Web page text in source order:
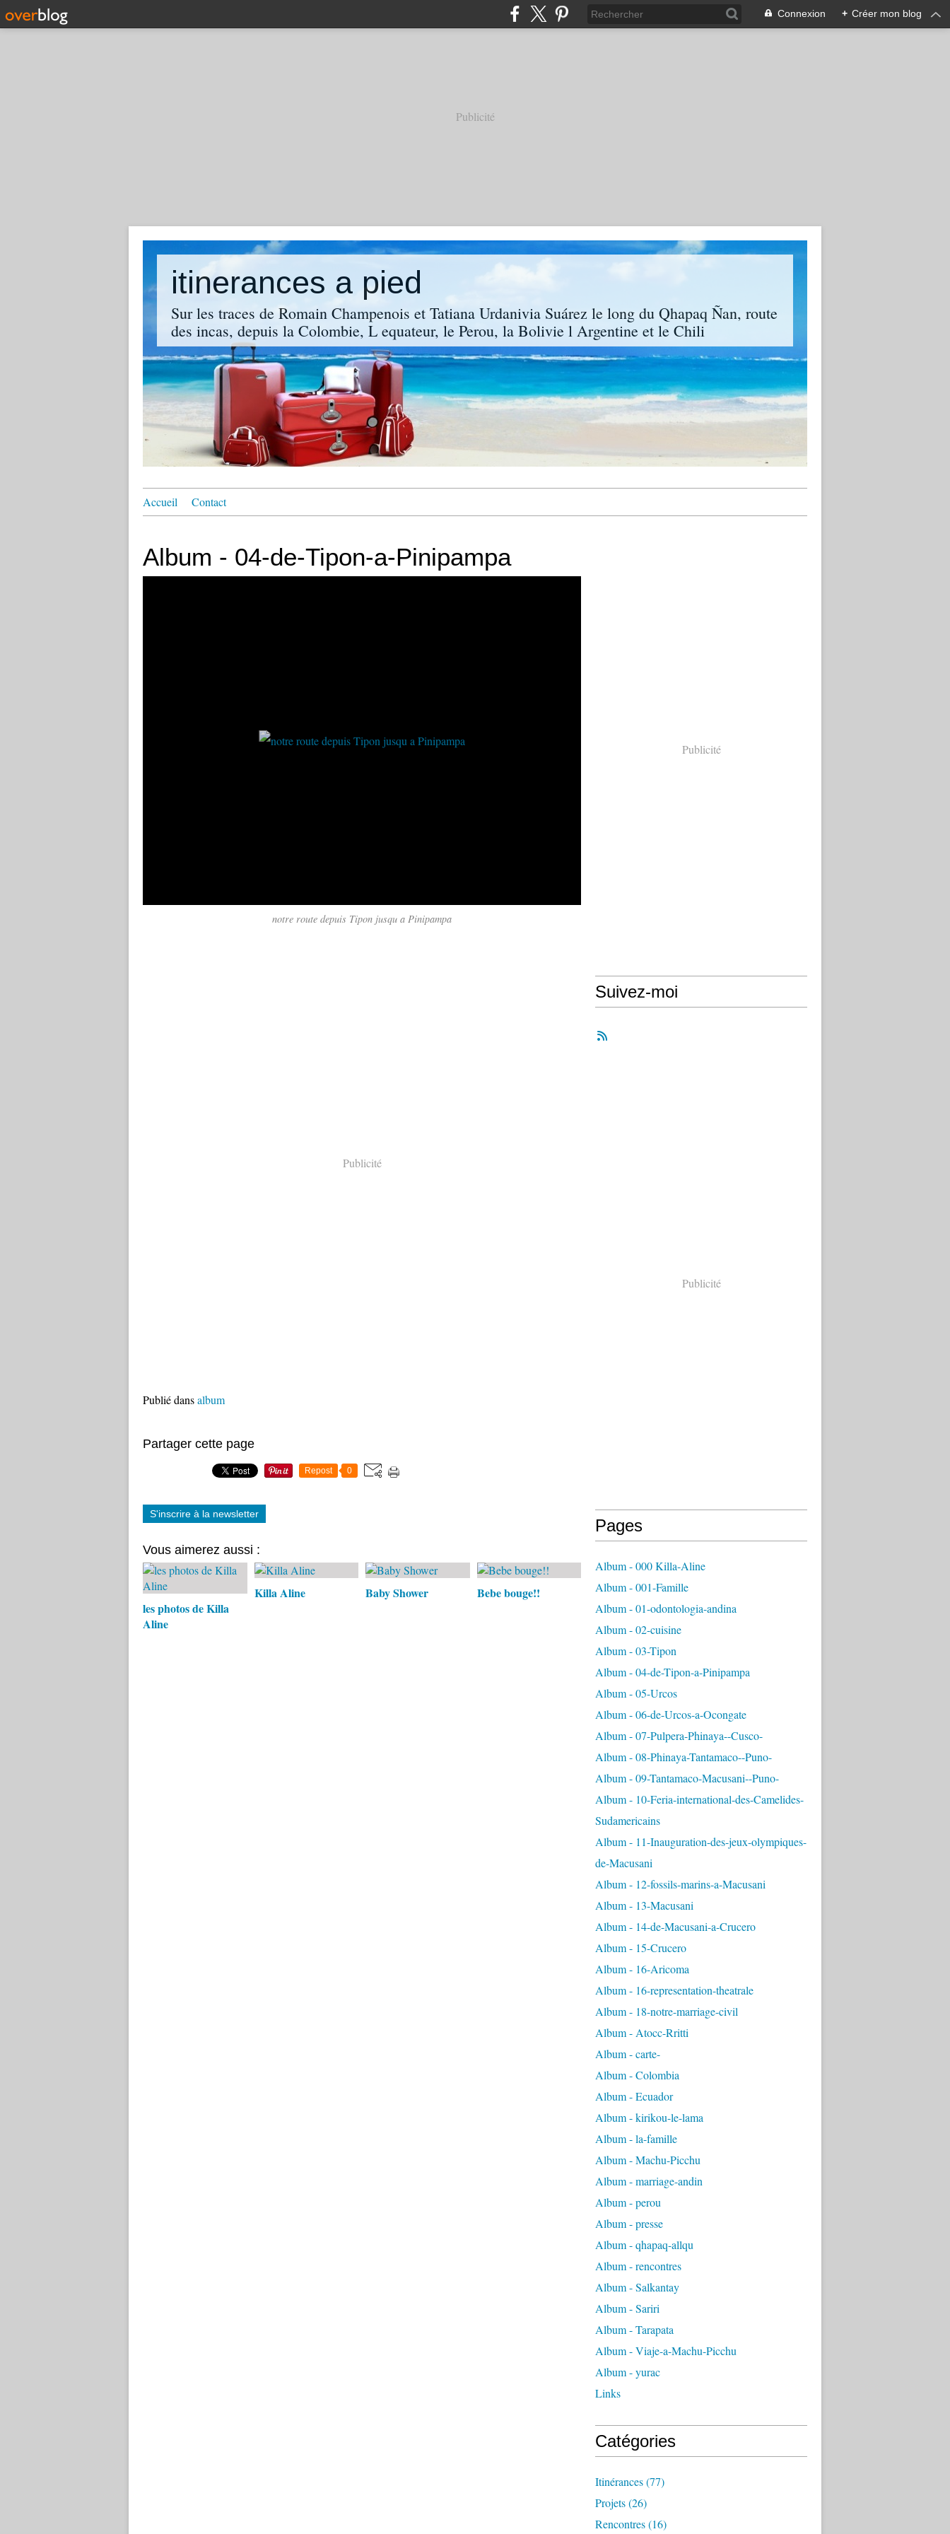
Connexion + Créer mon blog
Publicité
itinerances a pied
Sur les traces de Romain Champenois et Tatiana Urdanivia Suárez le long du Qhapaq Ñan, route
des incas, depuis la Colombie, L equateur, le Perou, la Bolivie l Argentine et le Chili
Accueil Contact
Album - 04-de-Tipon-a-Pinipampa
notre route depuis Tipon jusqu a Pinipampa
Publicité
Publié dansalbum
Partager cette page
Repost 0
S'inscrire à la newsletter
Vous aimerez aussi :
les photos de Killa
Aline
Killa Aline Baby Shower Bebe bouge!!
Publicité
Suivez-moi
Publicité
Pages
Album - 000 Killa-Aline
Album - 001-Famille
Album - 01-odontologia-andina
Album - 02-cuisine
Album - 03-Tipon
Album - 04-de-Tipon-a-Pinipampa
Album - 05-Urcos
Album - 06-de-Urcos-a-Ocongate
Album - 07-Pulpera-Phinaya--Cusco-
Album - 08-Phinaya-Tantamaco--Puno-
Album - 09-Tantamaco-Macusani--Puno-
Album - 10-Feria-international-des-Camelides-
Sudamericains
Album - 11-Inauguration-des-jeux-olympiques-
de-Macusani
Album - 12-fossils-marins-a-Macusani
Album - 13-Macusani
Album - 14-de-Macusani-a-Crucero
Album - 15-Crucero
Album - 16-Aricoma
Album - 16-representation-theatrale
Album - 18-notre-marriage-civil
Album - Atocc-Rritti
Album - carte-
Album - Colombia
Album - Ecuador
Album - kirikou-le-lama
Album - la-famille
Album - Machu-Picchu
Album - marriage-andin
Album - perou
Album - presse
Album - qhapaq-allqu
Album - rencontres
Album - Salkantay
Album - Sariri
Album - Tarapata
Album - Viaje-a-Machu-Picchu
Album - yurac
Links
Catégories
Itinérances(77)
Projets(26)
Rencontres(16)